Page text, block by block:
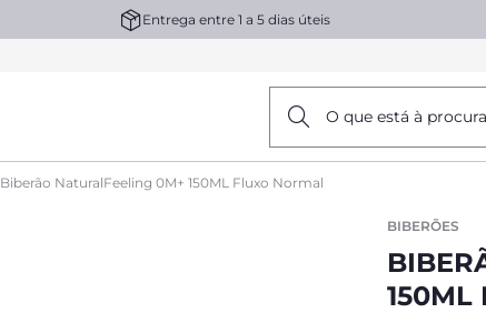
Entrega entre 1 a 5 dias úteis
O que está à
Biberão NaturalFeeling 0M+ 150ML Fluxo Normal
BIBERÕES
150ML